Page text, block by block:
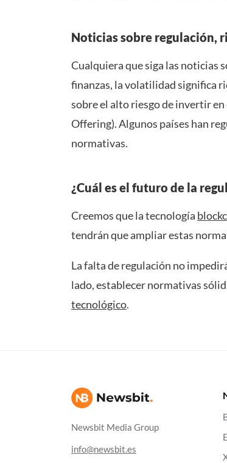
Noticias sobre regulación,
Cualquiera que siga las noticias
finanzas, la volatilidad significa
sobre el alto riesgo de invertir
Offering). Algunos países han
normativas.
¿Cuál es el futuro de la
Creemos que la tecnología
tendrán que ampliar estas
La falta de regulación no
lado, establecer normativas
tecnológico.
Newsbit Media Group
info@newsbit.es